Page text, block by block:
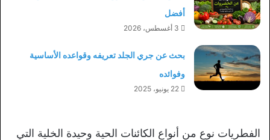
أفضل
3 أغسطس، 2026
بحث عن جري الجلد تعريفه وقواعده الأساسية
وفوائده
22 يونيو، 2025
الفطريات نوع من أنواع الكائنات الحية وحيدة الخلية التي